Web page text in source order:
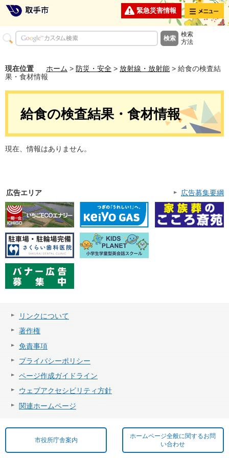
緊急災害情報 メニュー
検索
方法
現在位置 ホーム > 防災・安全 > 放射線・放射能 > 給食の検査結
果・食材情報
給食の検査結果・食材情報
現在、情報はありません。
広告エリア 広告募集要綱
リンクについて
著作権
免責事項
プライバシーポリシー
ページ作成ガイドライン
ウェブアクセシビリティ方針
関連ホームページ
市役所庁舎案内
ホームページ全般に関するお問
い合わせ